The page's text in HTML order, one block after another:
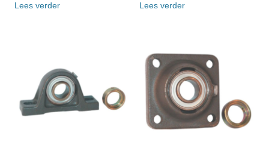
Lees verder Lees verder